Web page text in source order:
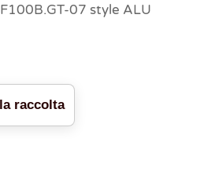
07 style ALU
raccolta